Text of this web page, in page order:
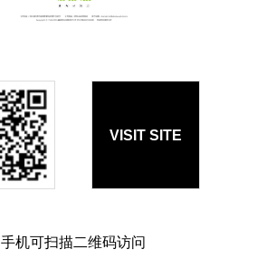
VISIT SITE
手机可扫描二维码访问